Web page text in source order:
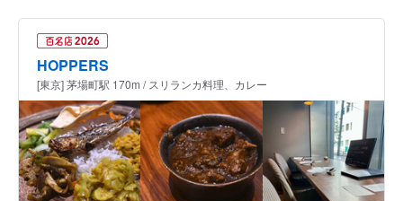
HOPPERS
[東京] 茅場町駅 170m / スリランカ料理、カレー